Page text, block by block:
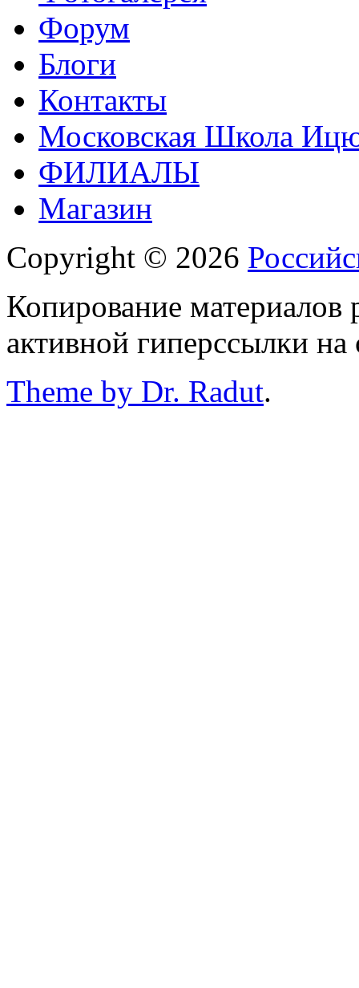
Форум
Блоги
Контакты
Московская Школа
ФИЛИАЛЫ
Магазин
Copyright © 2026
Копирование материалов
активной гиперссылки
Theme by Dr. Radut.